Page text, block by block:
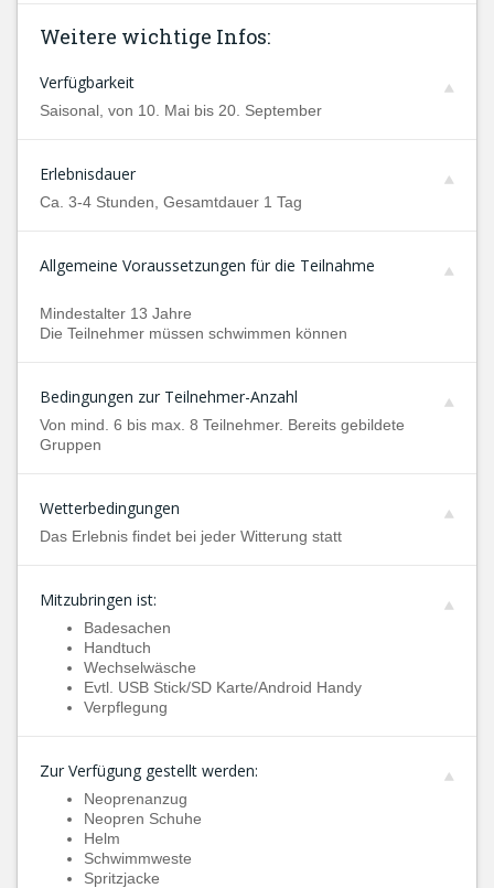
Weitere wichtige Infos:
Verfügbarkeit
Saisonal, von 10. Mai bis 20. September
Erlebnisdauer
Ca. 3-4 Stunden, Gesamtdauer 1 Tag
Allgemeine Voraussetzungen für die Teilnahme
Mindestalter 13 Jahre
Die Teilnehmer müssen schwimmen können
Bedingungen zur Teilnehmer-Anzahl
Von mind. 6 bis max. 8 Teilnehmer. Bereits gebildete
Gruppen
Wetterbedingungen
Das Erlebnis findet bei jeder Witterung statt
Mitzubringen ist:
Badesachen
Handtuch
Wechselwäsche
Evtl. USB Stick/SD Karte/Android Handy
Verpflegung
Zur Verfügung gestellt werden:
Neoprenanzug
Neopren Schuhe
Helm
Schwimmweste
Spritzjacke